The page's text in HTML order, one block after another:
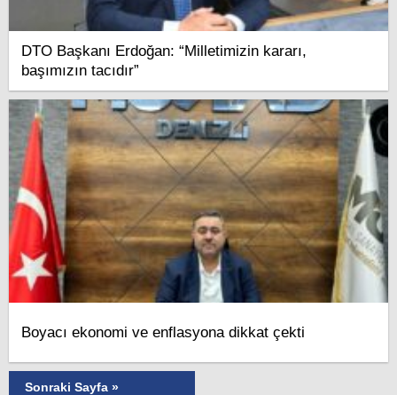
DTO Başkanı Erdoğan: “Milletimizin kararı,
başımızın tacıdır”
Boyacı ekonomi ve enflasyona dikkat çekti
Sonraki Sayfa »